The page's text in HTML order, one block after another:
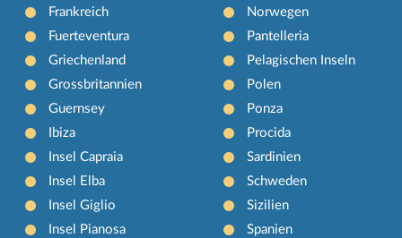
Frankreich
Fuerteventura
Griechenland
Grossbritannien
Guernsey
Ibiza
Insel Capraia
Insel Elba
Insel Giglio
Insel Pianosa
Norwegen
Pantelleria
Pelagischen Inseln
Polen
Ponza
Procida
Sardinien
Schweden
Sizilien
Spanien